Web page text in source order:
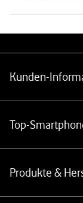
Kunden-
Top-
Produkte &